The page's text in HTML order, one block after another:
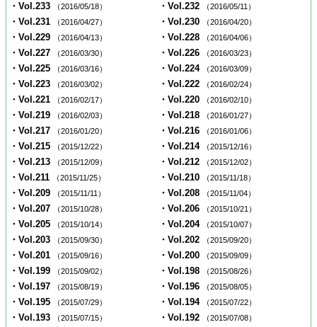
・Vol.233 （2016/05/18） ・Vol.232 （2016/05/11）
・Vol.231 （2016/04/27） ・Vol.230 （2016/04/20）
・Vol.229 （2016/04/13） ・Vol.228 （2016/04/06）
・Vol.227 （2016/03/30） ・Vol.226 （2016/03/23）
・Vol.225 （2016/03/16） ・Vol.224 （2016/03/09）
・Vol.223 （2016/03/02） ・Vol.222 （2016/02/24）
・Vol.221 （2016/02/17） ・Vol.220 （2016/02/10）
・Vol.219 （2016/02/03） ・Vol.218 （2016/01/27）
・Vol.217 （2016/01/20） ・Vol.216 （2016/01/06）
・Vol.215 （2015/12/22） ・Vol.214 （2015/12/16）
・Vol.213 （2015/12/09） ・Vol.212 （2015/12/02）
・Vol.211 （2015/11/25） ・Vol.210 （2015/11/18）
・Vol.209 （2015/11/11） ・Vol.208 （2015/11/04）
・Vol.207 （2015/10/28） ・Vol.206 （2015/10/21）
・Vol.205 （2015/10/14） ・Vol.204 （2015/10/07）
・Vol.203 （2015/09/30） ・Vol.202 （2015/09/20）
・Vol.201 （2015/09/16） ・Vol.200 （2015/09/09）
・Vol.199 （2015/09/02） ・Vol.198 （2015/08/26）
・Vol.197 （2015/08/19） ・Vol.196 （2015/08/05）
・Vol.195 （2015/07/29） ・Vol.194 （2015/07/22）
・Vol.193 （2015/07/15） ・Vol.192 （2015/07/08）